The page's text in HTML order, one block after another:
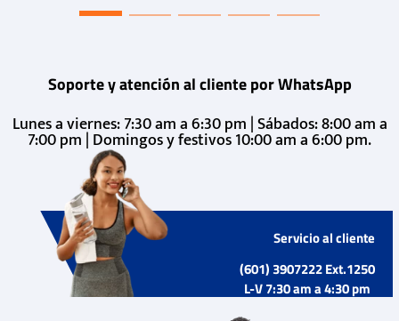
Soporte y atención al cliente por WhatsApp
Lunes a viernes: 7:30 am a 6:30 pm | Sábados: 8:00 am a
7:00 pm | Domingos y festivos 10:00 am a 6:00 pm.
Servicio al cliente
(601) 3907222 Ext.1250
L-V 7:30 am a 4:30 pm